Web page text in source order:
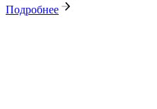
Подробнее